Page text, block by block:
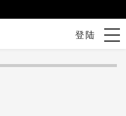
登陆